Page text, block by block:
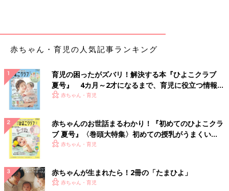
赤ちゃん・育児の人気記事ランキング
育児の困ったがズバリ！解決する本『ひよこクラブ
夏号』 4カ月～2才になるまで、育児に役立つ情報が
いっぱい！
赤ちゃん・育児
赤ちゃんのお世話まるわかり！『初めてのひよこクラ
ブ 夏号』〈巻頭大特集〉初めての授乳がうまくい
く！ おっぱい・ミルクの基本と夏のトラブル 解決テ
赤ちゃん・育児
赤ちゃんが生まれたら！2冊の「たまひよ」
赤ちゃん・育児